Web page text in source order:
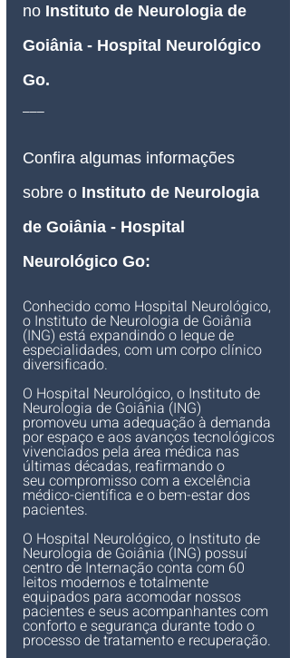
no Instituto de Neurologia de
Goiânia - Hospital Neurológico
Go.
___
Confira algumas informações
sobre o Instituto de Neurologia
de Goiânia - Hospital
Neurológico Go:
Conhecido como Hospital Neurológico,
o Instituto de Neurologia de Goiânia
(ING) está expandindo o leque de
especialidades, com um corpo clínico
diversificado.
O Hospital Neurológico, o Instituto de
Neurologia de Goiânia (ING)
promoveu uma adequação à demanda
por espaço e aos avanços tecnológicos
vivenciados pela área médica nas
últimas décadas, reafirmando o
seu compromisso com a excelência
médico-científica e o bem-estar dos
pacientes.
O Hospital Neurológico, o Instituto de
Neurologia de Goiânia (ING) possuí
centro de Internação conta com 60
leitos modernos e totalmente
equipados para acomodar nossos
pacientes e seus acompanhantes com
conforto e segurança durante todo o
processo de tratamento e recuperação.